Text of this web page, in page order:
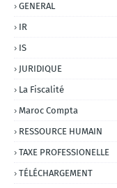
GENERAL
IR
IS
JURIDIQUE
La Fiscalité
Maroc Compta
RESSOURCE HUMAIN
TAXE PROFESSIONELLE
TÉLÉCHARGEMENT